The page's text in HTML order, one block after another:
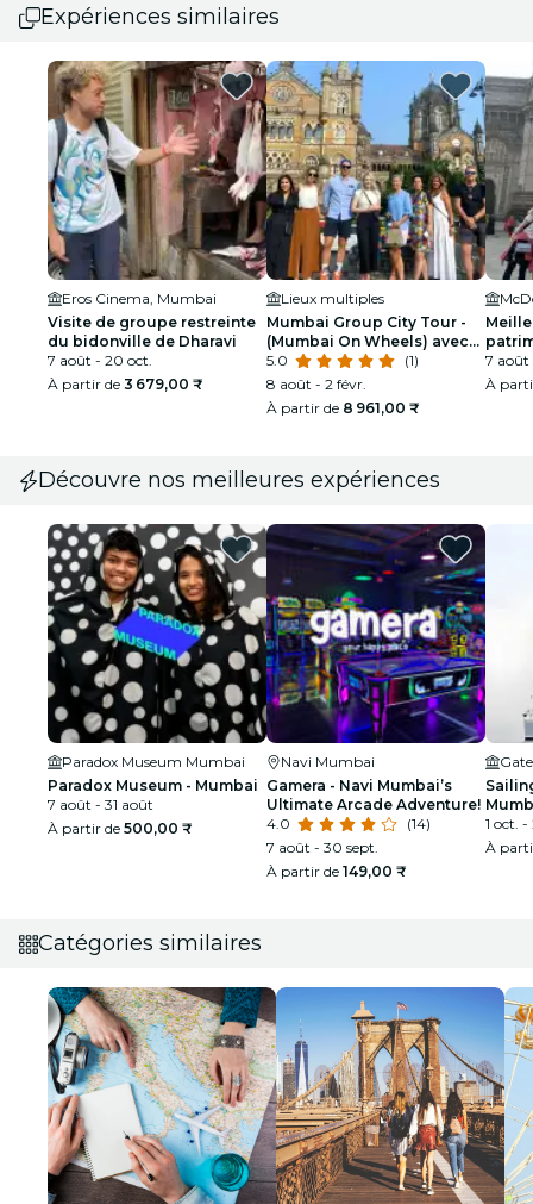
Expériences similaires
Eros Cinema, Mumbai
Visite de groupe restreinte
du bidonville de Dharavi
7 août - 20 oct.
À partir de 3 679,00 ₹
Lieux multiples
Mumbai Group City Tour -
(Mumbai On Wheels) avec
un guide officiel
5.0
(1)
8 août - 2 févr.
À partir de 8 961,00 ₹
7 août
À
Découvre nos meilleures expériences
Paradox Museum Mumbai
Paradox Museum - Mumbai
7 août - 31 août
À partir de 500,00 ₹
Navi Mumbai
Gamera - Navi Mumbai’s
Ultimate Arcade Adventure!
4.0
(14)
7 août - 30 sept.
À partir de 149,00 ₹
taille
1 oct. -
À
Catégories similaires